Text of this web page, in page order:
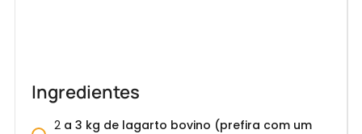
Ingredientes
2 a 3 kg de lagarto bovino (prefira com um